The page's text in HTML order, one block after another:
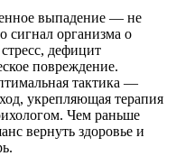
выпадение — не
сигнал организма о
дефицит
повреждение.
тактика —
укрепляющая терапия
Чем раньше
вернуть здоровье и